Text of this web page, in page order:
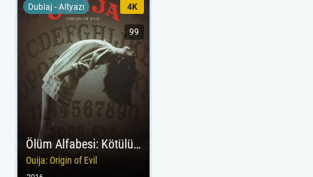
Ölüm Alfabesi: Kötülüğün Başlangıcı
Ouija: Origin of Evil
Dublaj - Altyazı 4K
99